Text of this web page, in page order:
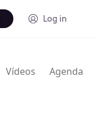
Log in
Vídeos Agenda